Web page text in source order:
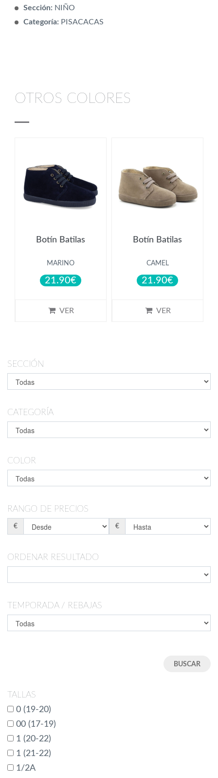
Sección: NIÑO
Categoría: PISACACAS
OTROS COLORES
Botín Batilas
MARINO
21.90€
VER
Botín Batilas
CAMEL
21.90€
VER
SECCIÓN
CATEGORÍA
COLOR
RANGO DE PRECIOS
€ €
ORDENAR RESULTADO
TEMPORADA / REBAJAS
TALLAS
0 (19-20)
00 (17-19)
1 (20-22)
1 (21-22)
1/2A